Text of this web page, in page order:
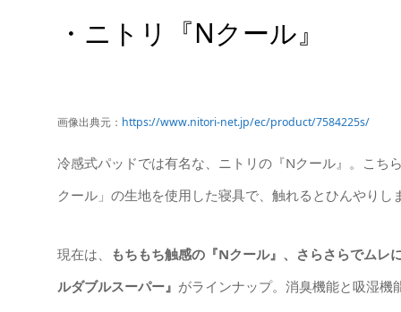
・ニトリ『Nクール』
画像出典元： https://www.nitori-net.jp/ec/product/7584225s/
冷感式パッドでは有名な、ニトリの『Nクール』。こち
クール」の生地を使用した寝具で、触れるとひんやりし
現在は、
もちもち触感の『Nクール』、さらさらでム
ルダブルスーパー』 がラインナップ。消臭機能と吸湿